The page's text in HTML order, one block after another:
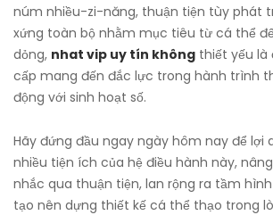
núm nhiều-zi-năng, thuận tiện tùy phát
xứng toàn bộ nhằm mục tiêu từ cá thể
dỏng, nhat vip uy tín không thiết yếu là
cấp mang đến đắc lực trong hành trình
động với sinh hoạt số.
Hãy đứng đầu ngay ngày hôm nay để lợi
nhiều tiện ích của hệ điều hành này,
nhắc qua thuận tiện, lan rộng ra tầm
tạo nên dựng thiết kế cá thể thạo trong